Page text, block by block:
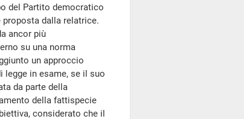
del Partito democratico
dalla relatrice.
ancor più
su una norma
un approccio
in esame, se il suo
da parte della
della fattispecie
considerato che il